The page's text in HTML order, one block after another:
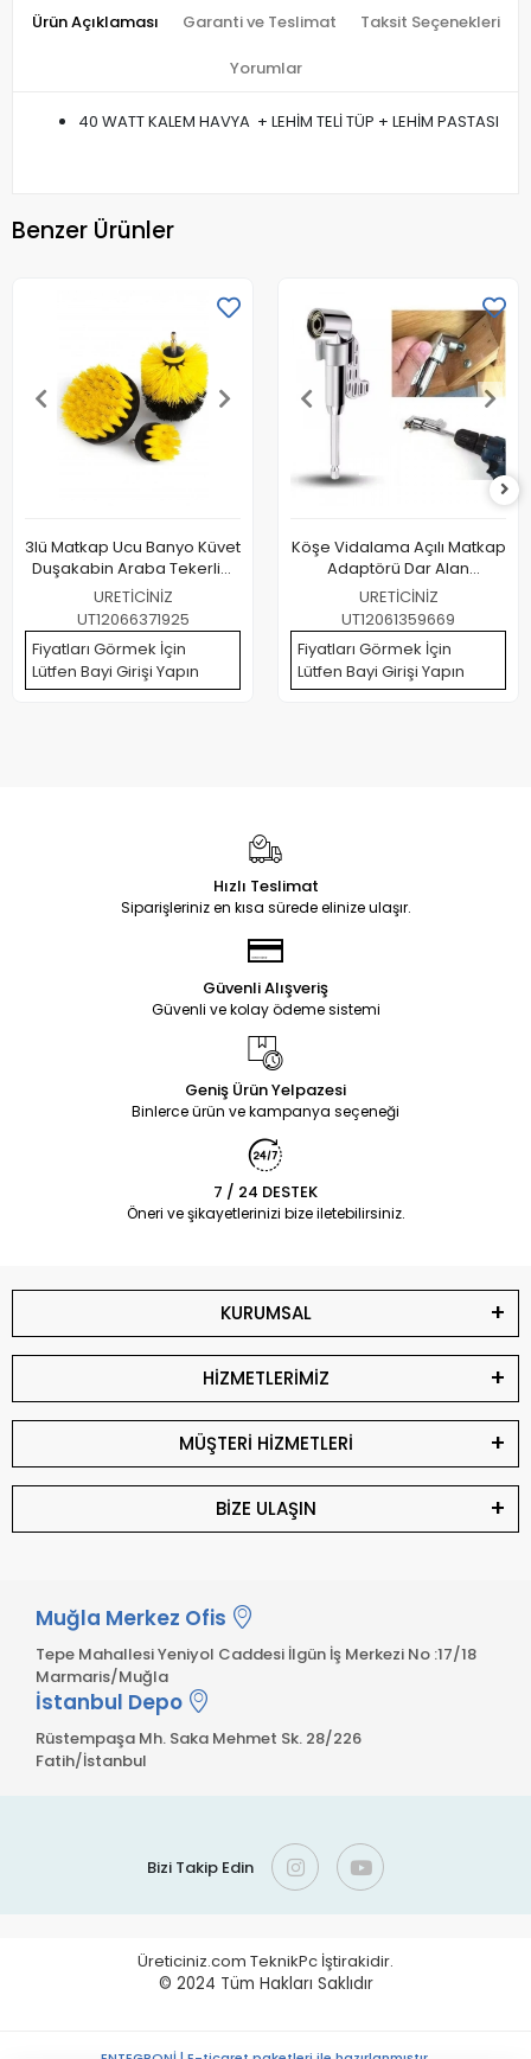
Ürün Açıklaması Garanti ve Teslimat Taksit Seçenekleri
Yorumlar
40 WATT KALEM HAVYA + LEHİM TELİ TÜP + LEHİM PASTASI
Benzer Ürünler
3lü Matkap Ucu Banyo Küvet
Duşakabin Araba Tekerliği
Koltuk Yıkama Temizleme
Fırçası Seti
URETİCİNİZ
UT12066371925
Fiyatları Görmek İçin
Lütfen Bayi Girişi Yapın
Köşe Vidalama Açılı Matkap
Adaptörü Dar Alan
Vidalama Matkap Ucu
URETİCİNİZ
UT12061359669
Fiyatları Görmek İçin
Lütfen Bayi Girişi Yapın
Hızlı Teslimat
Siparişleriniz en kısa sürede elinize ulaşır.
Güvenli Alışveriş
Güvenli ve kolay ödeme sistemi
Geniş Ürün Yelpazesi
Binlerce ürün ve kampanya seçeneği
7 / 24 DESTEK
Öneri ve şikayetlerinizi bize iletebilirsiniz.
KURUMSAL
HİZMETLERİMİZ
MÜŞTERİ HİZMETLERİ
BİZE ULAŞIN
Muğla Merkez Ofis
Tepe Mahallesi Yeniyol Caddesi İlgün İş Merkezi No :17/18
Marmaris/Muğla
İstanbul Depo
Rüstempaşa Mh. Saka Mehmet Sk. 28/226
Fatih/İstanbul
Bizi Takip Edin
Üreticiniz.com TeknikPc İştirakidir.
© 2024 Tüm Hakları Saklıdır